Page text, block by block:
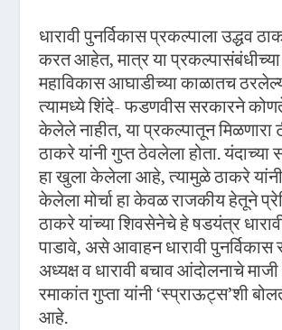
धारावी पुनर्विकास प्रकल्पाला उद्धव
करत आहेत, मात्र या प्रकल्पासंबंधीच्या
महाविकास आघाडीच्या काळातच
त्यामध्ये शिंदे- फडणवीस सरकारने
केलेले नाहीत, या प्रकल्पातून मिळणारा
ठाकरे यांनी गुप्त ठेवलेला होता. यंदाच्या
हा खुला केलेला आहे, त्यामुळे ठाकरे
केलेला मोर्चा हा केवळ राजकीय हेतूने
ठाकरे यांच्या शिवसेनेचे हे षडयंत्र
पाडावे, असे आवाहन धारावी पुनर्विकास
अध्यक्ष व धारावी बचाव आंदोलनाचे माजी
रमाकांत गुप्ता यांनी ‘स्प्राऊट्स’शी
आहे.